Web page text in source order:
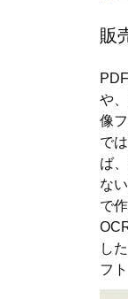
販
や
像
で
ば
な
で
し
フト